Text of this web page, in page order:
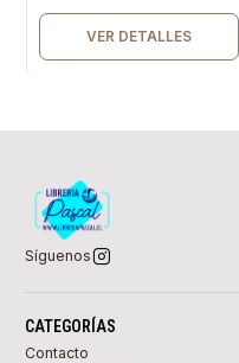
VER DETALLES
Síguenos
CATEGORÍAS
Contacto